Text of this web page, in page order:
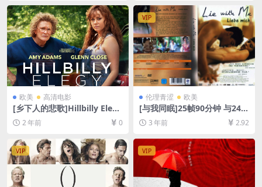
8GB][中文字幕] 4/5.6GB][中文字幕]
欧美 高清电影
[乡下人的悲歌]Hillbilly Elegy
(2020)[百度网盘+夸克网盘10
80P超清未删减资源][网盘在
英字幕]
2 年前 0
VIP
伦理青涩 欧美
[与我同眠]25帧90分钟 与24帧
93分钟版本一致 Lie with Me
(2005)[百度网盘+夸克网盘
删减][MP4/5GB][中英字幕]
3 年前 2.92
VIP VIP